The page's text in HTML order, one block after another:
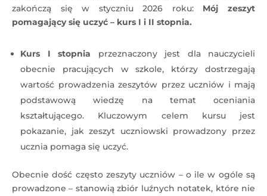
zakończą się w styczniu 2026 roku: Mój zeszyt
pomagający się uczyć – kurs I i II stopnia.
Kurs I stopnia przeznaczony jest dla nauczycieli
obecnie pracujących w szkole, którzy dostrzegają
wartość prowadzenia zeszytów przez uczniów i mają
podstawową wiedzę na temat oceniania
kształtującego. Kluczowym celem kursu jest
pokazanie, jak zeszyt uczniowski prowadzony przez
ucznia pomaga się uczyć.
Obecnie dość często zeszyty uczniów – o ile w ogóle są
prowadzone – stanowią zbiór luźnych notatek, które nie